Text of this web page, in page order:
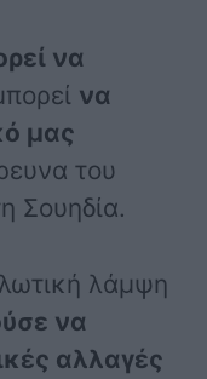
να
να
μας
του
Σουηδία.
λάμψη
να
αλλαγές